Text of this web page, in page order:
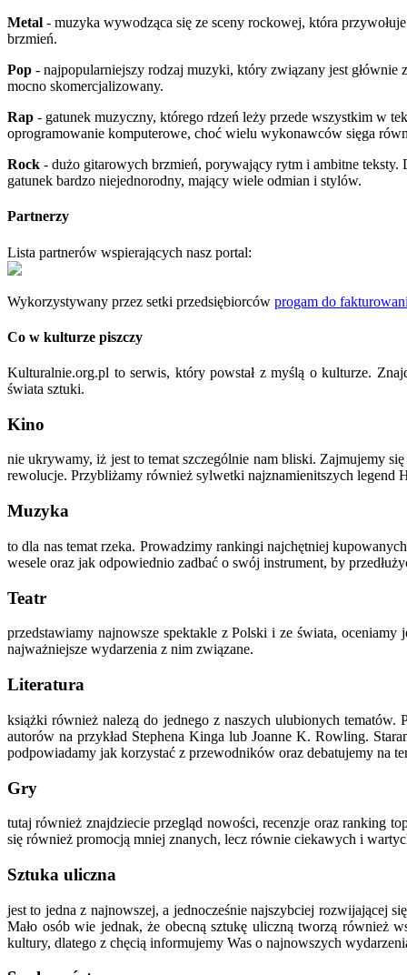
Metal - muzyka wywodząca się ze sceny rockowej, która
brzmień.
Pop - najpopularniejszy rodzaj muzyki, który związany jest
mocno skomercjalizowany.
Rap - gatunek muzyczny, którego rdzeń leży przede wszystkim w
oprogramowanie komputerowe, choć wielu wykonawców sięga
Rock - dużo gitarowych brzmień, porywający rytm i ambitne
gatunek bardzo niejednorodny, mający wiele odmian i stylów.
Partnerzy
Lista partnerów wspierających nasz portal:
Wykorzystywany przez setki przedsiębiorców progam do
Co w kulturze piszczy
Kulturalnie.org.pl to serwis, który powstał z myślą o kulturze.
świata sztuki.
Kino
nie ukrywamy, iż jest to temat szczególnie nam bliski. Zajmujemy
rewolucje. Przybliżamy również sylwetki najznamienitszych
Muzyka
to dla nas temat rzeka. Prowadzimy rankingi najchętniej
wesele oraz jak odpowiednio zadbać o swój instrument, by
Teatr
przedstawiamy najnowsze spektakle z Polski i ze świata,
najważniejsze wydarzenia z nim związane.
Literatura
książki również nalezą do jednego z naszych ulubionych tematów.
autorów na przykład Stephena Kinga lub Joanne K. Rowling.
podpowiadamy jak korzystać z przewodników oraz debatujemy na
Gry
tutaj również znajdziecie przegląd nowości, recenzje oraz ranking
się również promocją mniej znanych, lecz równie ciekawych i
Sztuka uliczna
jest to jedna z najnowszej, a jednocześnie najszybciej rozwijającej
Mało osób wie jednak, że obecną sztukę uliczną tworzą również
kultury, dlatego z chęcią informujemy Was o najnowszych